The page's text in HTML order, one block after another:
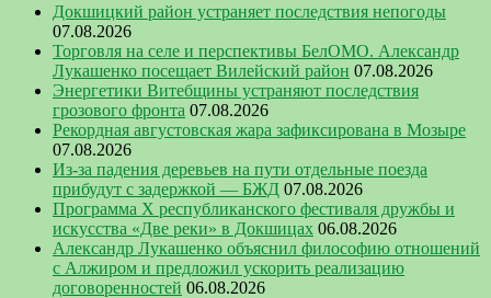
Докшицкий район устраняет последствия непогоды
07.08.2026
Торговля на селе и перспективы БелОМО. Александр
Лукашенко посещает Вилейский район 07.08.2026
Энергетики Витебщины устраняют последствия
грозового фронта 07.08.2026
Рекордная августовская жара зафиксирована в Мозыре
07.08.2026
Из-за падения деревьев на пути отдельные поезда
прибудут с задержкой — БЖД 07.08.2026
Программа Х республиканского фестиваля дружбы и
искусства «Две реки» в Докшицах 06.08.2026
Александр Лукашенко объяснил философию отношений
с Алжиром и предложил ускорить реализацию
договоренностей 06.08.2026